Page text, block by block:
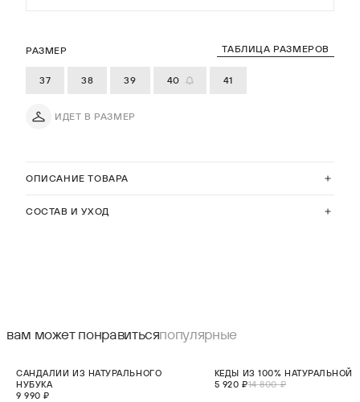
ОПИСАНИЕ ТОВАРА
СОСТАВ И УХОД
РАЗМЕР ТАБЛИЦА РАЗМЕРОВ
37 38 39 40 41
ИДЕТ В РАЗМЕР
вам может понравитьсяпопулярные
САНДАЛИИ ИЗ НАТУРАЛЬНОГО
НУБУКА
9 990 ₽
КЕДЫ ИЗ 100% НАТУРАЛЬНОЙ
5 920 ₽14 800 ₽